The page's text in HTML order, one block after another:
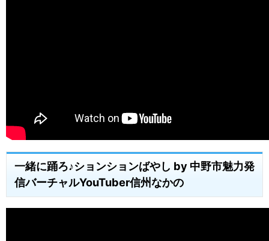
一緒に踊ろ♪ションションばやし by 中野市魅力発
信バーチャルYouTuber信州なかの